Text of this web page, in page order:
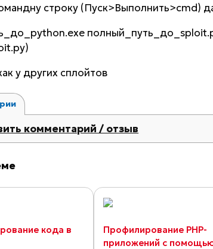
строку (Пуск>Выполнить>cmd)
у других сплойтов
комментарий / отзыв
кода в
Профилирование PHP-
приложений с